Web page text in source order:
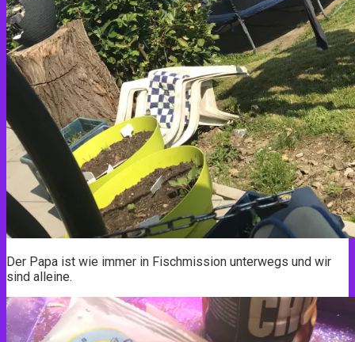
Der Papa ist wie immer in Fischmission unterwegs und wir
sind alleine.